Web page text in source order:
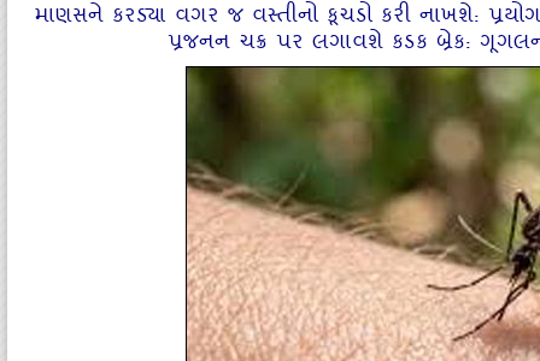
માણસને કરડ્યા વગર જ વસ્તીનો કૂચડો કરી નાખશે:
પ્રજનન ચક્ર પર લગાવશે કડક બ્રેક: ગૂગલની